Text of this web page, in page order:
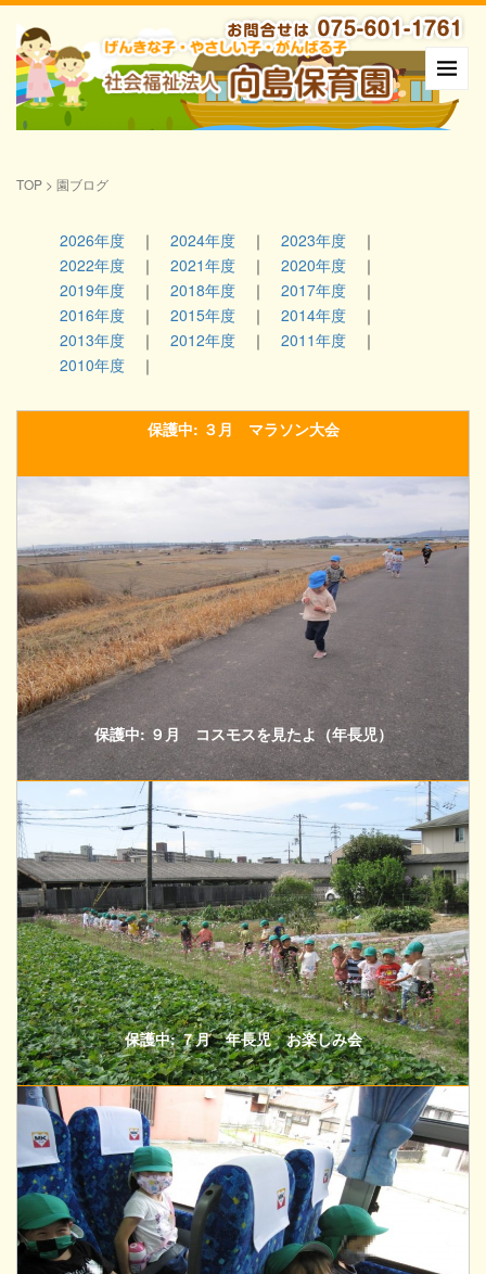
TOP > 園ブログ
2026年度 2024年度
2023年度
2022年度
2021年度
2020年度
2019年度
2018年度
2017年度
2016年度
2015年度
2014年度
2013年度
2012年度
2011年度
2010年度
保護中: ３月 マラソン大会
保護中: ９月 コスモスを見たよ（年長児）
保護中: ７月 年長児 お楽しみ会